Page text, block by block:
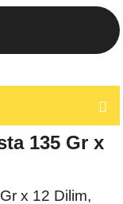
135 Gr x
x 12 Dilim,